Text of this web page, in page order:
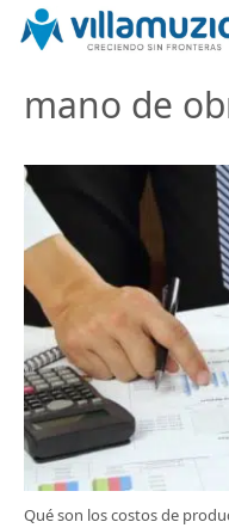
mano de
Qué son los costos de